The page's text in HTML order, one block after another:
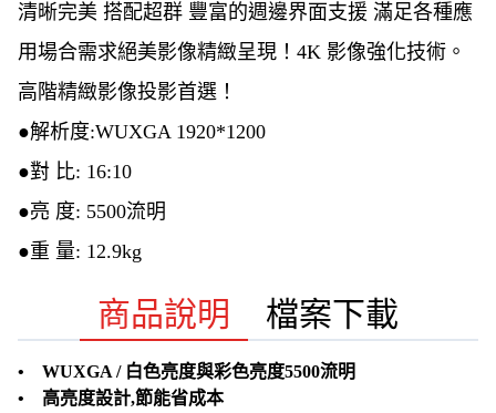
清晰完美 搭配超群 豐富的週邊界面支援 滿足各種應
用場合需求絕美影像精緻呈現！4K 影像強化技術。
高階精緻影像投影首選！
●解析度:WUXGA 1920*1200
●對 比: 16:10
●亮 度: 5500流明
●重 量: 12.9kg
商品說明 檔案下載
• WUXGA / 白色亮度與彩色亮度5500流明
• 高亮度設計,節能省成本